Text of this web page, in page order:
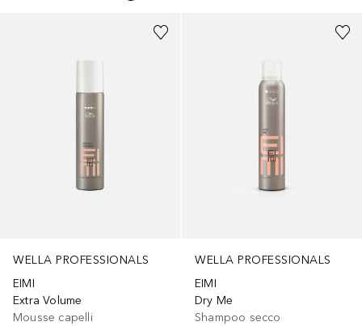
WELLA PROFESSIONALS
EIMI
Extra Volume
Mousse capelli
WELLA PROFESSIONALS
EIMI
Dry Me
Shampoo secco